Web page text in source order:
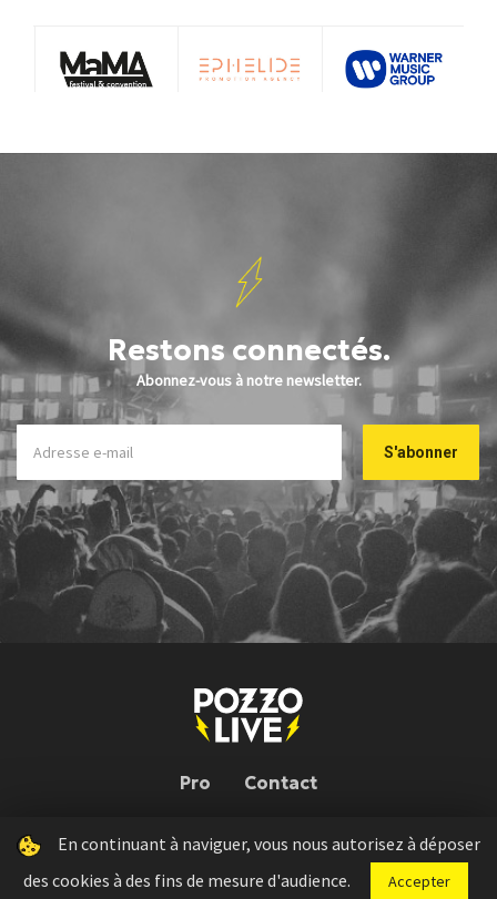
Restons connectés.
Abonnez-vous à notre newsletter.
Pro Contact
Pozzo Live © 2026 | Conception : Pozzo Team, avec l'aide deBloop
Press kit Règlement concours Mentions légales
En continuant à naviguer, vous nous autorisez à déposer
des cookies à des fins de mesure d'audience.
Accepter